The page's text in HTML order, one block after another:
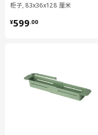
重量
宽度
壁柜
柜子, 83x36x128 厘米
¥599.00
¥ 599.00